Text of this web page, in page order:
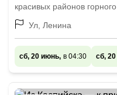
красивых районов
Ул, Ленина
сб, 20 июнь, в 04:30 сб,